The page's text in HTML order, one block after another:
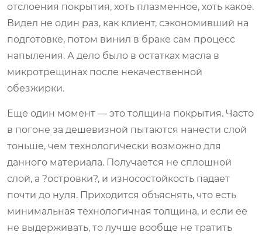
отслоения покрытия, хоть плазменное, хоть какое.
Видел не один раз, как клиент, сэкономивший на
подготовке, потом винил в браке сам процесс
напыления. А дело было в остатках масла в
микротрещинах после некачественной
обезжирки.
Еще один момент — это толщина покрытия. Часто
в погоне за дешевизной пытаются нанести слой
тоньше, чем технологически возможно для
данного материала. Получается не сплошной
слой, а ?островки?, и износостойкость падает
почти до нуля. Приходится объяснять, что есть
минимальная технологичная толщина, и если ее
не выдерживать, то лучше вообще не тратить